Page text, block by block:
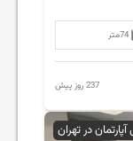
74متر
237 روز پیش
در تهران